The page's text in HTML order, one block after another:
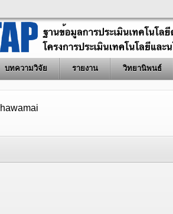
บทความวิจัย รายงาน วิทยานิพนธ์